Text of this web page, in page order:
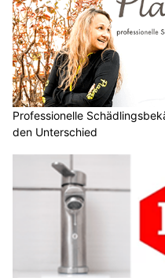
Professionelle
den Unterschied